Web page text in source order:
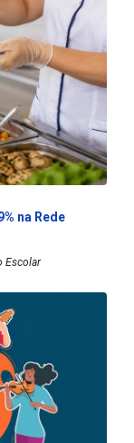
na Rede
Escolar